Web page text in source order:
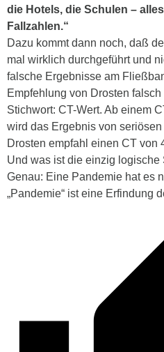
die Hotels, die Schulen –
Fallzahlen.“
Dazu kommt dann noch, daß
mal wirklich durchgeführt und
falsche Ergebnisse am
Empfehlung von Drosten
Stichwort: CT-Wert. Ab einem
wird das Ergebnis von
Drosten empfahl einen CT von
Und was ist die einzig
Genau: Eine Pandemie hat es
„Pandemie“ ist eine Erfindung